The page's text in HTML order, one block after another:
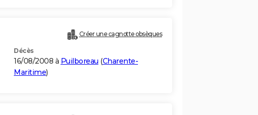
Créer une cagnotte obsèques
Décès
16/08/2008 à Puilboreau (Charente-
Maritime)